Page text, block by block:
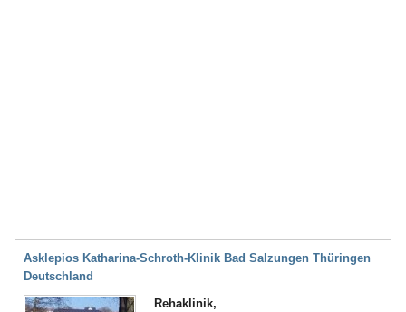
Asklepios Katharina-Schroth-Klinik Bad Salzungen Thüringen
Deutschland
Rehaklinik,